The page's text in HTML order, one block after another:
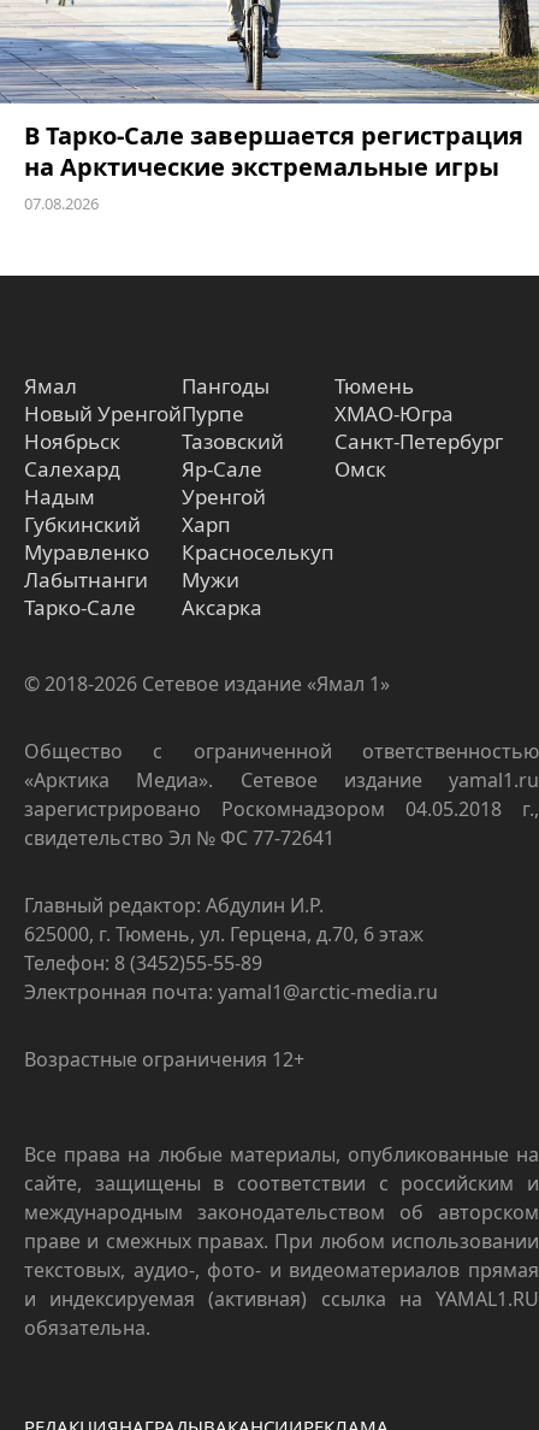
В Тарко-Сале завершается регистрация
на Арктические экстремальные игры
07.08.2026
Ямал
Новый Уренгой
Ноябрьск
Салехард
Надым
Губкинский
Муравленко
Лабытнанги
Тарко-Сале
Пангоды
Пурпе
Тазовский
Яр-Сале
Уренгой
Харп
Красноселькуп
Мужи
Аксарка
Тюмень
ХМАО-Югра
Санкт-Петербург
Омск
© 2018-2026 Сетевое издание «Ямал 1»
Общество с ограниченной ответственностью
«Арктика Медиа». Сетевое издание yamal1.ru
зарегистрировано Роскомнадзором 04.05.2018 г.,
свидетельство Эл № ФС 77-72641
Главный редактор: Абдулин И.Р.
625000, г. Тюмень, ул. Герцена, д.70, 6 этаж
Телефон: 8 (3452)55-55-89
Электронная почта: yamal1@arctic-media.ru
Возрастные ограничения 12+
Все права на любые материалы, опубликованные на
сайте, защищены в соответствии с российским и
международным законодательством об авторском
праве и смежных правах. При любом использовании
текстовых, аудио-, фото- и видеоматериалов прямая
и индексируемая (активная) ссылка на YAMAL1.RU
обязательна.